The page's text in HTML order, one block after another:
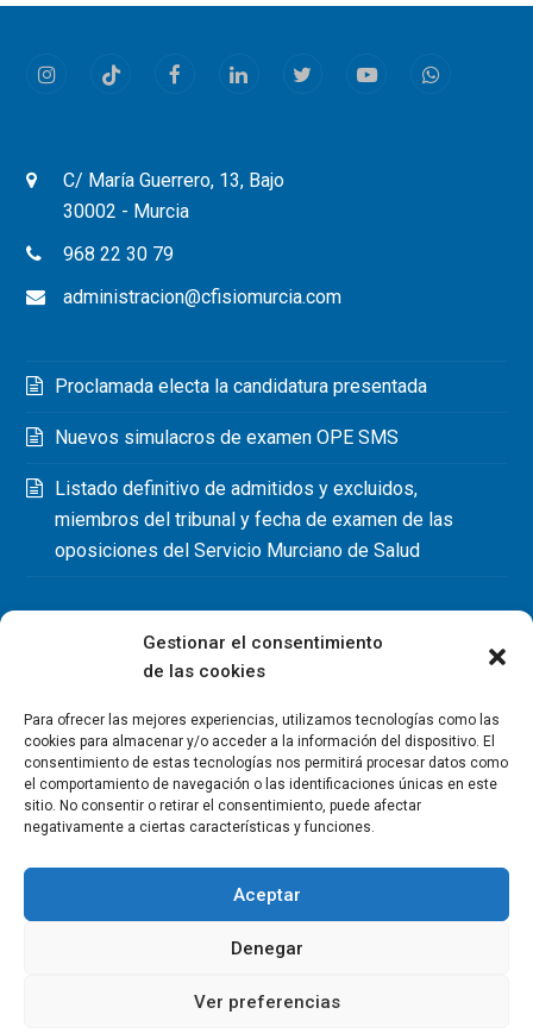
Gestionar el consentimiento
de las cookies
Para ofrecer las mejores experiencias, utilizamos tecnologías como las
cookies para almacenar y/o acceder a la información del dispositivo. El
consentimiento de estas tecnologías nos permitirá procesar datos como
el comportamiento de navegación o las identificaciones únicas en este
sitio. No consentir o retirar el consentimiento, puede afectar
negativamente a ciertas características y funciones.
Aceptar
Denegar
Ver preferencias
InstagramTiktok FacebookLinkedInTwitterYoutubeWhatsapp
C/ María Guerrero, 13, Bajo
30002 - Murcia
968 22 30 79
administracion@cfisiomurcia.com
Proclamada electa la candidatura presentada
Nuevos simulacros de examen OPE SMS
Listado definitivo de admitidos y excluidos,
miembros del tribunal y fecha de examen de las
oposiciones del Servicio Murciano de Salud
Copyright Colegio Oficial de Fisioterapeutas de la Región de